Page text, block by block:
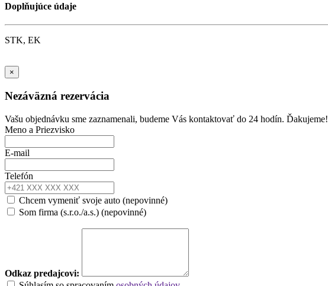
Doplňujúce údaje
STK, EK
×
Nezáväzná rezervácia
Vašu objednávku sme zaznamenali, budeme Vás kontaktovať do 24 hodín. Ďakujeme!
Meno a Priezvisko
E-mail
Telefón
Chcem vymeniť svoje auto (nepovinné)
Som firma (s.r.o./a.s.) (nepovinné)
Odkaz predajcovi: